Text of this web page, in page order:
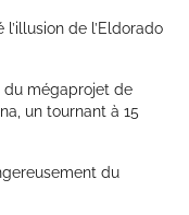
de l’Eldorado
du mégaprojet de
un tournant à 15
du